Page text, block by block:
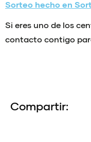
Sorteo hecho en
Si eres uno de los
contacto contigo
Compartir: